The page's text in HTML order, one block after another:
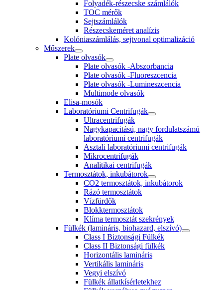
Folyadék-részecske számlálók
TOC mérők
Sejtszámlálók
Részecskeméret analízis
Kolóniaszámlálás, sejtvonal optimalizáció
Műszerek
Plate olvasók
Plate olvasók -Abszorbancia
Plate olvasók -Fluoreszcencia
Plate olvasók -Lumineszcencia
Multimode olvasók
Elisa-mosók
Laboratóriumi Centrifugák
Ultracentrifugák
Nagykapacitású, nagy fordulatszámú
laboratóriumi centrifugák
Asztali laboratóriumi centrifugák
Mikrocentrifugák
Analitikai centrifugák
Termosztátok, inkubátorok
CO2 termosztátok, inkubátorok
Rázó termosztátok
Vízfürdők
Blokktermosztátok
Klíma termosztát szekrények
Fülkék (lamináris, biohazard, elszívó)
Class I Biztonsági Fülkék
Class II Biztonsági fülkék
Horizontális lamináris
Vertikális lamináris
Vegyi elszívó
Fülkék állatkísérletekhez